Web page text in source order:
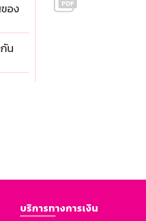
อง
น
บริการทางการเงิน